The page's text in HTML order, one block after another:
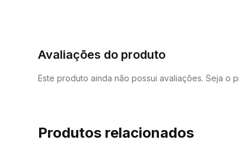
Avaliações do produto
Este produto ainda não possui avaliações. Seja o
Produtos relacionados